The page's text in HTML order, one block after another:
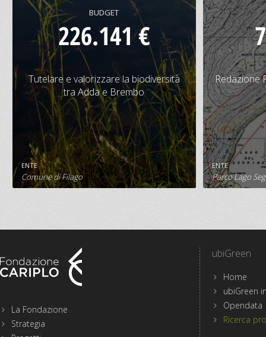
BUDGET
226.141 €
Tutelare e valorizzare la biodiversità
tra Adda e Brembo
ENTE
Comune di Filago
Tutelare e valorizzare la biodiversità
tra Adda e Brembo
BUDGET
226.141 €
CONTRIBUTO
135.000 €
SCHEDA PROGETTO
Redazione
ENTE
Parco Lago
30.000
sezioni
del
sito
La Fondazione
Strategia
ubiGreen
Home
ubiGreen
Opendata
Ricerca